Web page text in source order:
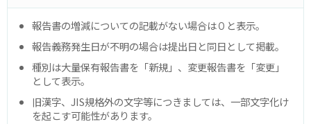
報告書の増減についての記載がない場合は０と表示。
報告義務発生日が不明の場合は提出日と同日として掲載。
種別は大量保有報告書を「新規」、変更報告書を「変更」
として表示。
旧漢字、JIS規格外の文字等につきましては、一部文字化け
を起こす可能性があります。